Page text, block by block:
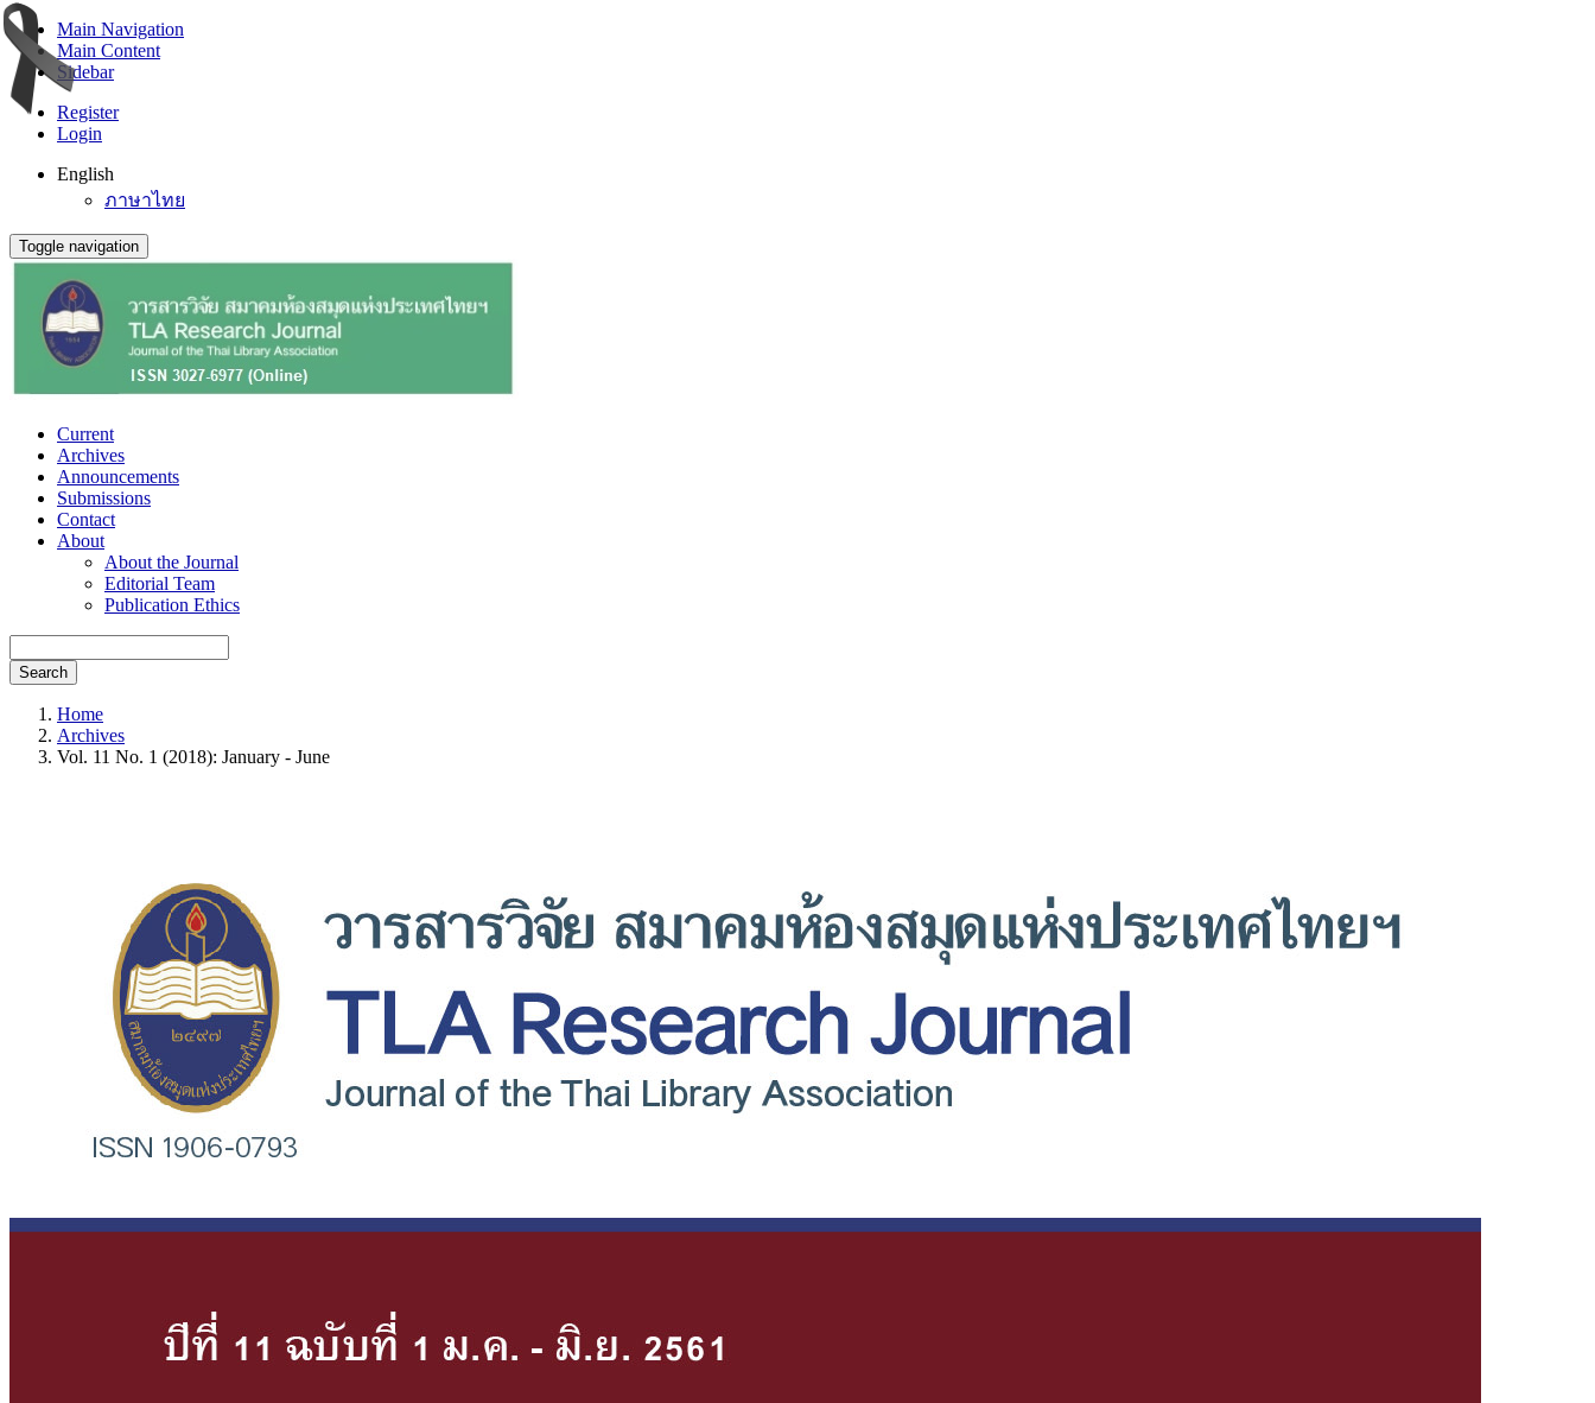
Main Navigation
Main Content
Sidebar
Register
Login
English
ภาษาไทย
Toggle navigation
Current
Archives
Announcements
Submissions
Contact
About
About the Journal
Editorial Team
Publication Ethics
Search
Home
Archives
Vol. 11 No. 1 (2018): January - June